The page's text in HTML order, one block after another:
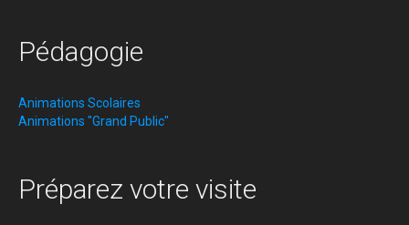
Pédagogie
Animations Scolaires
Animations "Grand Public"
Préparez votre visite